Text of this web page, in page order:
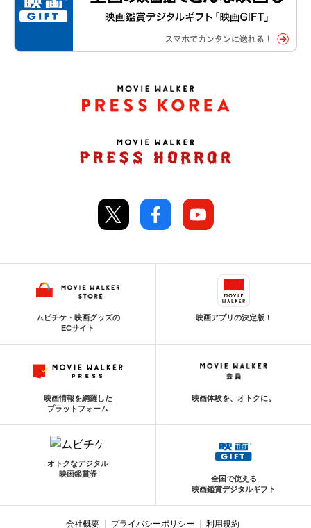
ムビチケ・映画グッズの
ECサイト
映画アプリの決定版！
映画情報を網羅した
プラットフォーム
映画体験を、オトクに。
オトクなデジタル
映画鑑賞券
全国で使える
映画鑑賞デジタルギフト
会社概要 プライバシーポリシー 利用規約